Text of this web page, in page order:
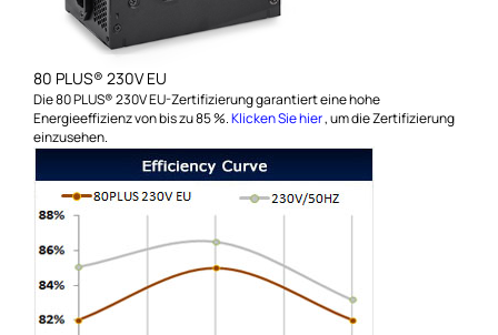
80 PLUS® 230V EU
Die 80 PLUS® 230V EU-Zertifizierung garantiert eine hohe
Energieeffizienz von bis zu 85 %.Klicken Sie hier, um die Zertifizierung
einzusehen.